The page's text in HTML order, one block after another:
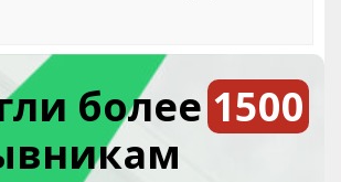
более1500